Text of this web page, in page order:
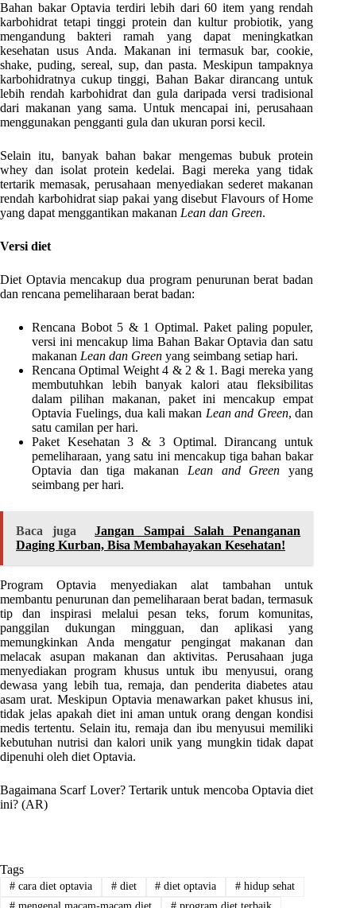
Bahan bakar Optavia terdiri lebih dari 60 item yang rendah
karbohidrat tetapi tinggi protein dan kultur probiotik, yang
mengandung bakteri ramah yang dapat meningkatkan
kesehatan usus Anda. Makanan ini termasuk bar, cookie,
shake, puding, sereal, sup, dan pasta. Meskipun tampaknya
karbohidratnya cukup tinggi, Bahan Bakar dirancang untuk
lebih rendah karbohidrat dan gula daripada versi tradisional
dari makanan yang sama. Untuk mencapai ini, perusahaan
menggunakan pengganti gula dan ukuran porsi kecil.
Selain itu, banyak bahan bakar mengemas bubuk protein
whey dan isolat protein kedelai. Bagi mereka yang tidak
tertarik memasak, perusahaan menyediakan sederet makanan
rendah karbohidrat siap pakai yang disebut Flavours of Home
yang dapat menggantikan makanan Lean dan Green.
Versi diet
Diet Optavia mencakup dua program penurunan berat badan
dan rencana pemeliharaan berat badan:
Rencana Bobot 5 & 1 Optimal. Paket paling populer,
versi ini mencakup lima Bahan Bakar Optavia dan satu
makanan Lean dan Green yang seimbang setiap hari.
Rencana Optimal Weight 4 & 2 & 1. Bagi mereka yang
membutuhkan lebih banyak kalori atau fleksibilitas
dalam pilihan makanan, paket ini mencakup empat
Optavia Fuelings, dua kali makan Lean and Green, dan
satu camilan per hari.
Paket Kesehatan 3 & 3 Optimal. Dirancang untuk
pemeliharaan, yang satu ini mencakup tiga bahan bakar
Optavia dan tiga makanan Lean and Green yang
seimbang per hari.
Baca juga
Jangan Sampai Salah Penanganan
Daging Kurban, Bisa Membahayakan Kesehatan!
Program Optavia menyediakan alat tambahan untuk
membantu penurunan dan pemeliharaan berat badan, termasuk
tip dan inspirasi melalui pesan teks, forum komunitas,
panggilan dukungan mingguan, dan aplikasi yang
memungkinkan Anda mengatur pengingat makanan dan
melacak asupan makanan dan aktivitas. Perusahaan juga
menyediakan program khusus untuk ibu menyusui, orang
dewasa yang lebih tua, remaja, dan penderita diabetes atau
asam urat. Meskipun Optavia menawarkan paket khusus ini,
tidak jelas apakah diet ini aman untuk orang dengan kondisi
medis tertentu. Selain itu, remaja dan ibu menyusui memiliki
kebutuhan nutrisi dan kalori unik yang mungkin tidak dapat
dipenuhi oleh diet Optavia.
Bagaimana Scarf Lover? Tertarik untuk mencoba Optavia diet
ini? (AR)
Tags
#cara diet optavia #diet # diet optavia # hidup sehat